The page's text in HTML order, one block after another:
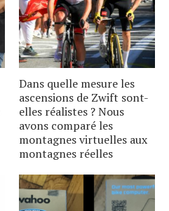
Dans quelle mesure les
ascensions de Zwift sont-
elles réalistes ? Nous
avons comparé les
montagnes virtuelles aux
montagnes réelles